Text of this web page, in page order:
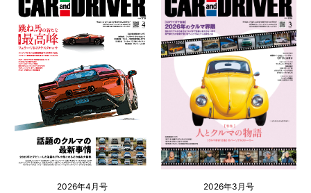
2026年4月号 2026年3月号